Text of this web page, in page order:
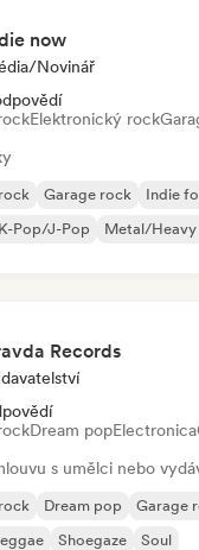
now
novinář
Elektronický rock
Garage rock Indie
K-Pop/J-Pop Metal/Heavy
Records
Dream popElectronica
s umělci nebo
Dream pop Garage
Shoegaze Soul